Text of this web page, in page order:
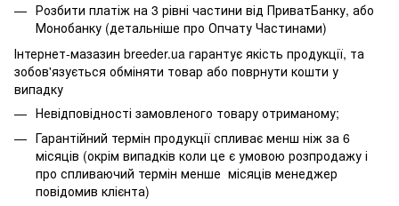
Розбити платіж на 3 рівні частини від ПриватБанку, або
Монобанку (детальніше про Опчату Частинами)
Інтернет-мазазин breeder.ua гарантує якість продукції, та
зобов'язується обміняти товар або поврнути кошти у
випадку
Невідповідності замовленого товару отриманому;
Гарантійний термін продукції спливає менш ніж за 6
місяців (окрім випадків коли це є умовою розпродажу і
про спливаючий термін менше місяців менеджер
повідомив клієнта)